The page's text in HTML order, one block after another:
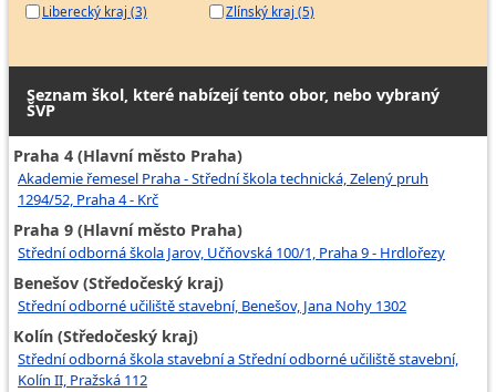
Liberecký kraj (3)
Zlínský kraj (5)
Seznam škol, které nabízejí tento obor, nebo vybraný
ŠVP
Praha 4 (Hlavní město Praha)
Akademie řemesel Praha - Střední škola technická, Zelený pruh
1294/52, Praha 4 - Krč
Praha 9 (Hlavní město Praha)
Střední odborná škola Jarov, Učňovská 100/1, Praha 9 - Hrdlořezy
Benešov (Středočeský kraj)
Střední odborné učiliště stavební, Benešov, Jana Nohy 1302
Kolín (Středočeský kraj)
Střední odborná škola stavební a Střední odborné učiliště stavební,
Kolín II, Pražská 112